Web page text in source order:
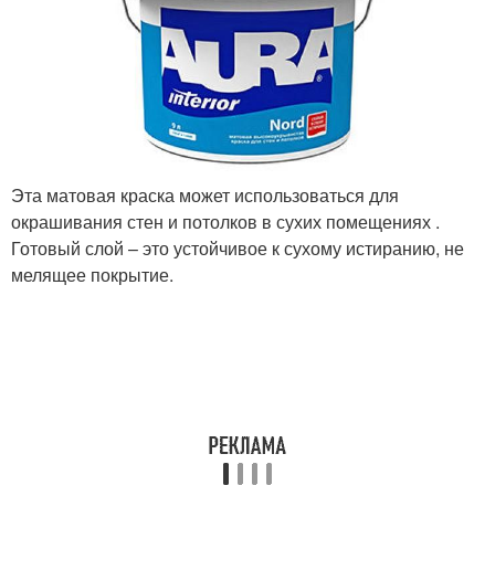
Эта матовая краска может использоваться для
окрашивания стен и потолков в сухих помещениях .
Готовый слой – это устойчивое к сухому истиранию, не
мелящее покрытие.